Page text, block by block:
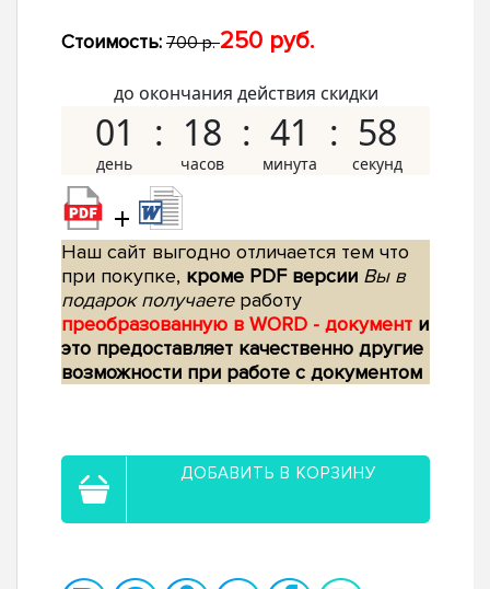
Стоимость: 700 р.250 руб.
до окончания действия скидки
01 18 41 57
+
Наш сайт выгодно отличается тем что
при покупке, кроме PDF версии Вы в
подарок получаетеработу
преобразованную в WORD - документ и
это предоставляет качественно другие
возможности при работе с документом
ДОБАВИТЬ В КОРЗИНУ